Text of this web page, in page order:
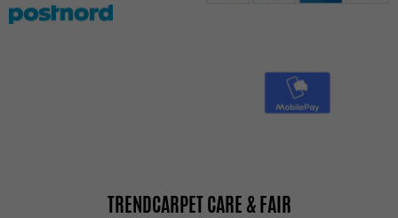
TRENDCARPET CARE & FAIR